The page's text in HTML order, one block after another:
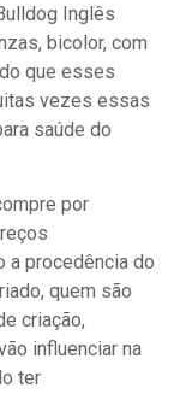
Inglês
bicolor, com
que esses
vezes essas
saúde do
por
a procedência do
quem são
criação,
influenciar na
ter